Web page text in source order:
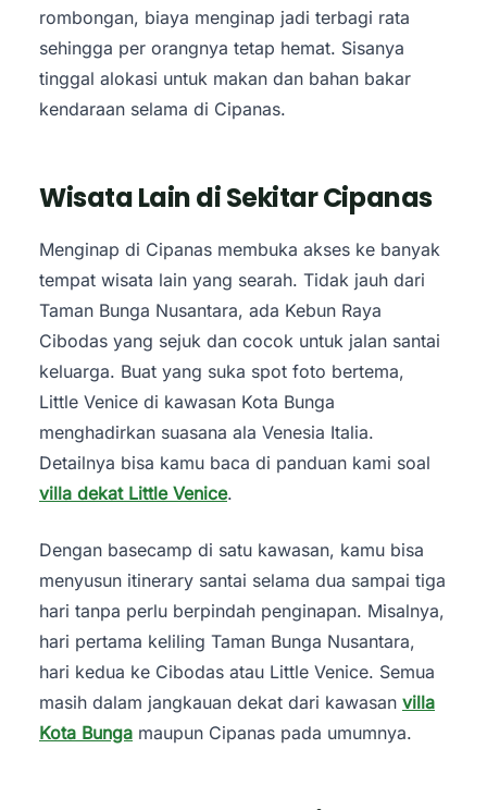
rombongan, biaya menginap jadi terbagi rata
sehingga per orangnya tetap hemat. Sisanya
tinggal alokasi untuk makan dan bahan bakar
kendaraan selama di Cipanas.
Wisata Lain di Sekitar Cipanas
Menginap di Cipanas membuka akses ke banyak
tempat wisata lain yang searah. Tidak jauh dari
Taman Bunga Nusantara, ada Kebun Raya
Cibodas yang sejuk dan cocok untuk jalan santai
keluarga. Buat yang suka spot foto bertema,
Little Venice di kawasan Kota Bunga
menghadirkan suasana ala Venesia Italia.
Detailnya bisa kamu baca di panduan kami soal
villa dekat Little Venice.
Dengan basecamp di satu kawasan, kamu bisa
menyusun itinerary santai selama dua sampai tiga
hari tanpa perlu berpindah penginapan. Misalnya,
hari pertama keliling Taman Bunga Nusantara,
hari kedua ke Cibodas atau Little Venice. Semua
masih dalam jangkauan dekat dari kawasan villa
Kota Bunga maupun Cipanas pada umumnya.